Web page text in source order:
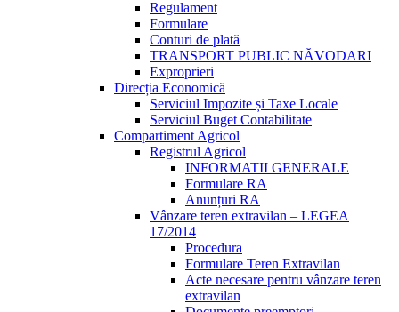
Regulament
Formulare
Conturi de plată
TRANSPORT PUBLIC NĂVODARI
Exproprieri
Direcția Economică
Serviciul Impozite și Taxe Locale
Serviciul Buget Contabilitate
Compartiment Agricol
Registrul Agricol
INFORMATII GENERALE
Formulare RA
Anunțuri RA
Vânzare teren extravilan – LEGEA
17/2014
Procedura
Formulare Teren Extravilan
Acte necesare pentru vânzare teren
extravilan